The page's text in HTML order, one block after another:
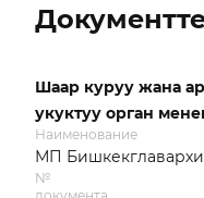
Шаар куруу жана
укуктуу орган
Наименование
МП
№